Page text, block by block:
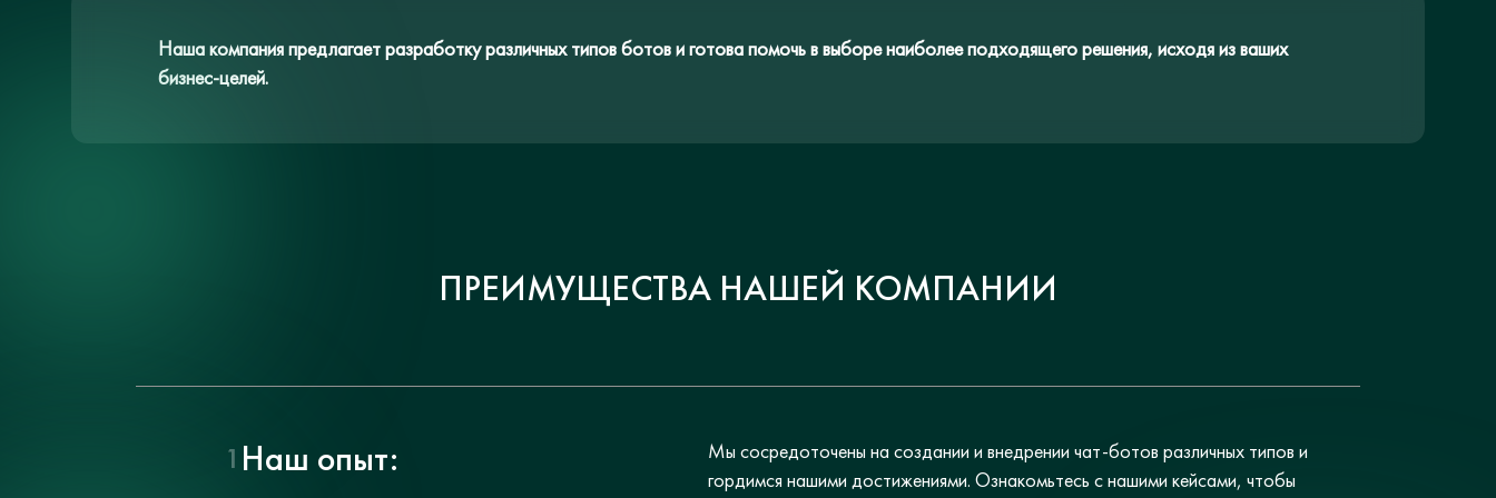
Наша компания предлагает разработку различных типов ботов и готова помочь в выборе наиболее подходящего решения, исходя из ваших
бизнес-целей.
ПРЕИМУЩЕСТВА НАШЕЙ КОМПАНИИ
1 Наш опыт:
Мы сосредоточены на создании и внедрении чат-ботов различных типов и
гордимся нашими достижениями. Ознакомьтесь с нашими кейсами, чтобы